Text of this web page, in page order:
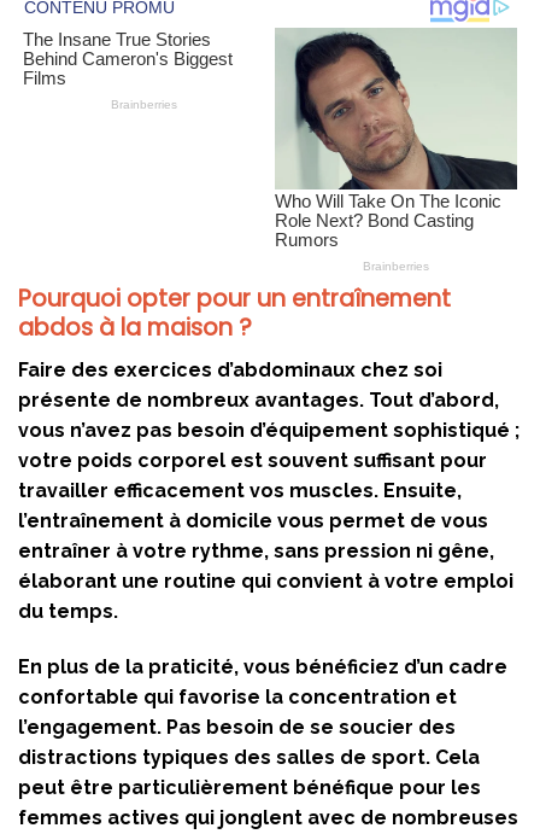
Pourquoi opter pour un entraînement
abdos à la maison ?
Faire des exercices d’abdominaux chez soi
présente de nombreux avantages. Tout d’abord,
vous n’avez pas besoin d’équipement sophistiqué ;
votre poids corporel est souvent suffisant pour
travailler efficacement vos muscles. Ensuite,
l’entraînement à domicile vous permet de vous
entraîner à votre rythme, sans pression ni gêne,
élaborant une routine qui convient à votre emploi
du temps.
En plus de la praticité, vous bénéficiez d’un cadre
confortable qui favorise la concentration et
l’engagement. Pas besoin de se soucier des
distractions typiques des salles de sport. Cela
peut être particulièrement bénéfique pour les
femmes actives qui jonglent avec de nombreuses